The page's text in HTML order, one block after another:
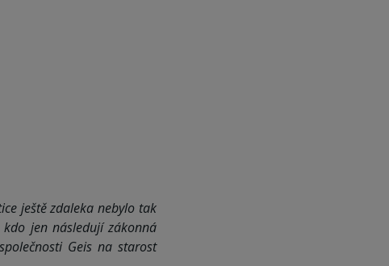
ještě zdaleka nebylo tak
jen následují zákonná
Geis na starost